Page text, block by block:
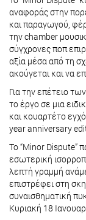
αναφοράς στην
και παραγωγού,
την chamber
σύγχρονες ποπ
αξία μέσα από τη
ακούγεται και να
Για την επέτειο
το έργο σε μια
και κουαρτέτο
year anniversary
Το “Minor Dispute”
εσωτερική
λεπτή γραμμή
επιστρέφει στη
συναισθηματική
Κυριακή 18